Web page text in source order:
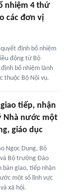
nhiệm 4 thứ
các đơn vị
định bổ nhiệm
động từ Bộ
bổ nhiệm lãnh
thuộc Bộ Nội vụ.
tiếp, nhận
Nhà nước một
giáo dục
Ngọc Dung, Bộ
Bộ trưởng Đào
bàn giao, tiếp nhận
một số lĩnh vực
xã hội.